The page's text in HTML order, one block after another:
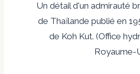
Un détail d'un admirauté
de Thaïlande publié en
de Koh Kut. (Office
Royaume-